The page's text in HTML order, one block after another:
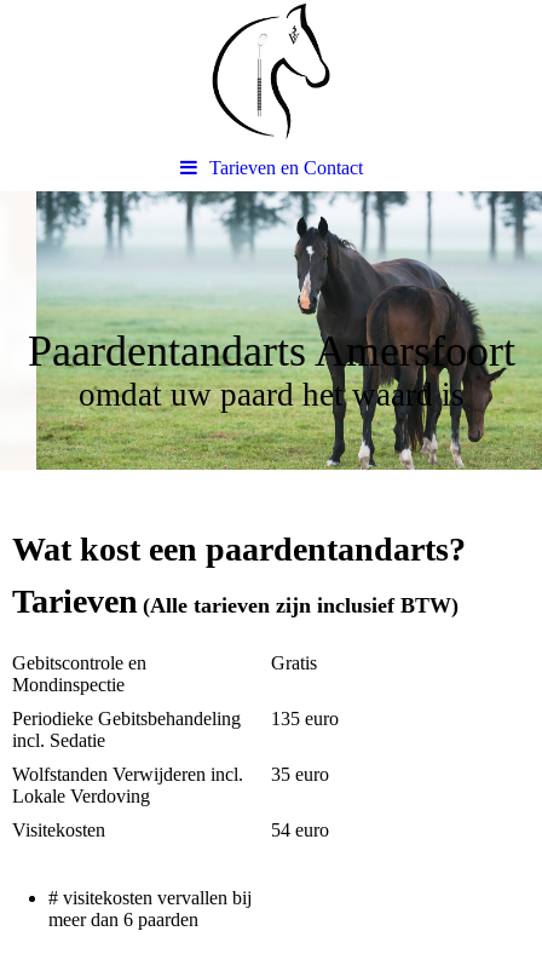
Tarieven en Contact
Paardentandarts Amersfoort
omdat uw paard het waard is
Wat kost een paardentandarts?
Tarieven (Alle tarieven zijn inclusief BTW)
Gebitscontrole en
Mondinspectie
Gratis
Periodieke Gebitsbehandeling
incl. Sedatie
135 euro
Wolfstanden Verwijderen incl.
Lokale Verdoving
35 euro
Visitekosten 54 euro
# visitekosten vervallen bij
meer dan 6 paarden